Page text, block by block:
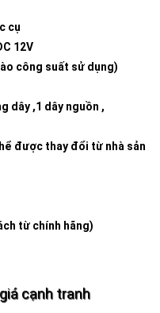
cụ
12V
công suất sử dụng)
dây ,1 dây nguồn ,
được thay đổi từ nhà sản
từ chính hãng)
cạnh tranh